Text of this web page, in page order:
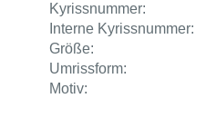
Kyrissnummer:
Interne Kyrissnummer:
Größe:
Umrissform:
Motiv: